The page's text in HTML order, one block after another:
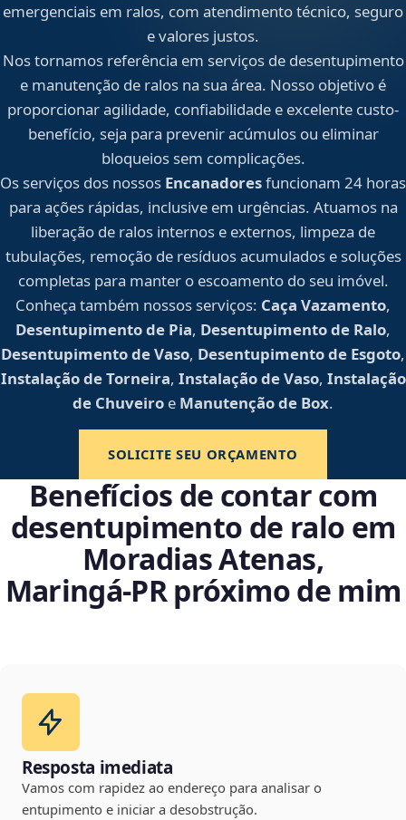
emergenciais em ralos, com atendimento técnico, seguro
e valores justos.
Nos tornamos referência em serviços de desentupimento
e manutenção de ralos na sua área. Nosso objetivo é
proporcionar agilidade, confiabilidade e excelente custo-
benefício, seja para prevenir acúmulos ou eliminar
bloqueios sem complicações.
Os serviços dos nossos Encanadoresfuncionam 24 horas
para ações rápidas, inclusive em urgências. Atuamos na
liberação de ralos internos e externos, limpeza de
tubulações, remoção de resíduos acumulados e soluções
completas para manter o escoamento do seu imóvel.
Conheça também nossos serviços: Caça Vazamento,
Desentupimento de Pia, Desentupimento de Ralo,
Desentupimento de Vaso, Desentupimento de Esgoto,
Instalação de Torneira, Instalação de Vaso, Instalação
de Chuveiro e Manutenção de Box.
SOLICITE SEU ORÇAMENTO
Benefícios de contar com
desentupimento de ralo em
Moradias Atenas,
Maringá‑PR próximo de mim
Resposta imediata
Vamos com rapidez ao endereço para analisar o
entupimento e iniciar a desobstrução.